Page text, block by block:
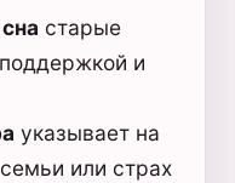
старые
и
указывает на
или страх